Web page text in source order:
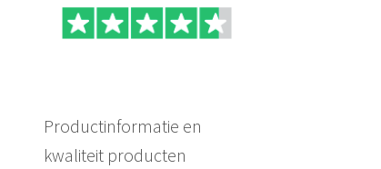
Productinformatie en
kwaliteit producten